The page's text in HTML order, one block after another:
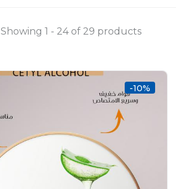
Showing 1 - 24 of 29 products
-10%